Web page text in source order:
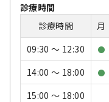
診療時間
診療時間
月
09:30 〜 12:30
●
14:00 〜 18:00 ●
15:00 〜 18:00